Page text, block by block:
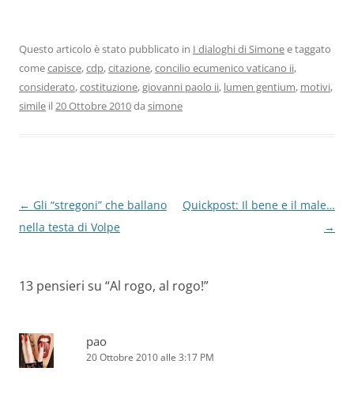
Questo articolo è stato pubblicato in I dialoghi di Simonee taggato
comecapisce,cdp,citazione,concilio ecumenico vaticano ii,
considerato,costituzione,giovanni paolo ii, lumen gentium, motivi,
simile il20 Ottobre 2010da simone
Navigazione
articolo
← Gli “stregoni” che ballano
nella testa di Volpe
Quickpost: Il bene e il male…
→
13 pensieri su “Al rogo, al rogo!”
pao
20 Ottobre 2010 alle 3:17 PM